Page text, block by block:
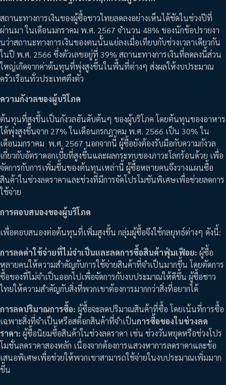
สถานะทางการเงินของผู้ซื้อชาวไทยลดลงอย่างเห็นได้ชัดในช่วงปีที่
ผ่านมา ในเดือนมกราคม พ.ศ. 2567 จำนวน 48% ของนักช้อปรายงา
นว่าสถานะทางการเงินของตนนั้นแย่ลงเมื่อเทียบกับช่วงเวลาเดียวกัน
ในปี พ.ศ. 2566 ซึ่งตัวเลขอยู่ที่ 39% สถานะทางการเงินที่ลดลงนี้ส่วน
ใหญ่เกิดจากค่าต้นทุนที่พุ่งสูงขึ้นในพื้นที่ต่างๆ ส่งผลให้งบประมาณ
ครัวเรือนทั่วประเทศตึงตัว
ความกังวลของผู้บริโภค
ต้นทุนที่สูงขึ้นเป็นกังวลอันดับต้นๆ ของผู้บริโภค โดยต้นทุนของอาหาร
ได้พุ่งสูงขึ้นจาก 27% ในเดือนกรกฎาคม พ.ศ. 2566 เป็น 30% ใน
เดือนมกราคม พ.ศ. 2567 นอกจากนี้ ผู้ซื้อยังต้องรับมือกับความกังวล
เกี่ยวกับอัตราดอกเบี้ยที่สูงขึ้นและผลกระทบของภาวะโลกร้อนด้วย เพื่อ
จัดการกับการเพิ่มขึ้นของต้นทุนเหล่านี้ ผู้ซื้อหลายคนจึงวางแผนซื้อ
สินค้าในช่วงลดราคาและช่วงที่มีการจัดโปรโมชันพิเศษเพื่อช่วยลดการ
ใช้จ่าย
การตอบสนองของผู้บริโภค
เพื่อตอบสนองต่อต้นทุนที่เพิ่มสูงขึ้น กลุ่มผู้ซื้อจึงใช้กลยุทธ์ต่างๆ ดังนี้:
การลดค่าใช้จ่ายที่ไม่จำเป็นและลดการซื้อสินค้าฟุ่มเฟือย: ผู้ซื้อ
หลายคนให้ความสำคัญกับการใช้จ่ายสินค้าที่จำเป็นมากขึ้น โดยตัดการ
ซื้อของที่ไม่จำเป็นออกไปเพื่อจัดการกับงบประมาณให้ดีขึ้น ผู้ซื้อชาว
ไทยให้ความสำคัญกับสิ่งที่พวกเขาต้องการมากกว่าสิ่งที่อยากได้
การลดปริมาณการซื้อ: ผู้ซื้อจะลดปริมาณสินค้าที่ซื้อ โดยเน้นที่การซื้อ
เฉพาะสิ่งที่จำเป็นหรือสต็อกสินค้าที่จำเป็นการซื้อของในช่วงลด
ราคา: ผู้ซื้อนิยมซื้อสินค้าในช่วงลดราคา เช่น ช่วงวันหยุดหรือช่วงโปร
โมชั่นลดราคาสองหลัก เนื่องจากต้องการแสวงหาการลดราคาและข้อ
เสนอพิเศษเพื่อช่วยให้พวกเขาสามารถใช้จ่ายในงบประมาณเพิ่มมาก
ขึ้น